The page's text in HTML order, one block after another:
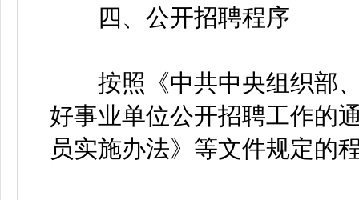
四、公开招聘程序
按照《中共中央组织部、
好事业单位公开招聘工作的
员实施办法》等文件规定的